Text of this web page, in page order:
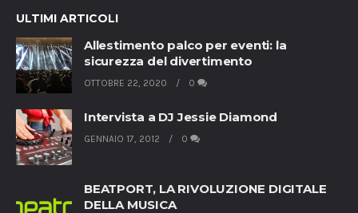
ULTIMI ARTICOLI
Allestimento palco per eventi: la
sicurezza del divertimento
OTTOBRE 22, 2020 0
Intervista a DJ Jessie Diamond
GENNAIO 17, 2012 0
BEATPORT, LA RIVOLUZIONE DIGITALE
DELLA MUSICA